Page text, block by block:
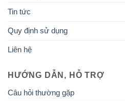
Tin tức
Quy định sử dụng
Liên hệ
HƯỚNG DẪN, HỖ TRỢ
Câu hỏi thường gặp